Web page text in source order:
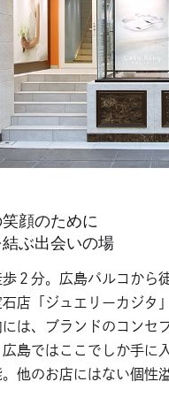
顔のために
ぶ出会いの場
２分。広島パルコか
店「ジュエリーカジタ
は、ブランドのコンセ
島ではここでしか手に
他のお店にはない個性